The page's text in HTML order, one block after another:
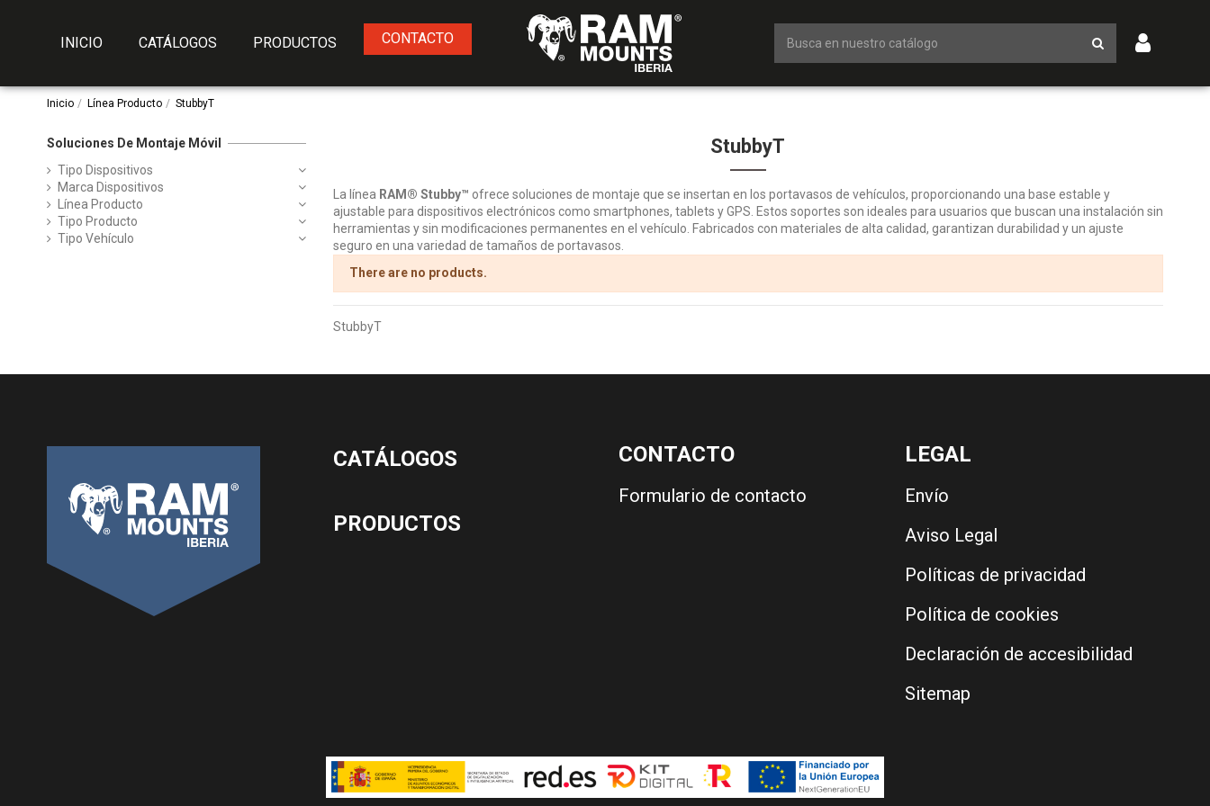
INICIO CATÁLOGOS PRODUCTOS CONTACTO
Inicio Línea Producto StubbyT
StubbyT
La línea RAM® Stubby™ ofrece soluciones de montaje que se insertan en los portavasos de vehículos, proporcionando una base estable y
ajustable para dispositivos electrónicos como smartphones, tablets y GPS. Estos soportes son ideales para usuarios que buscan una instalación sin
herramientas y sin modificaciones permanentes en el vehículo. Fabricados con materiales de alta calidad, garantizan durabilidad y un ajuste
seguro en una variedad de tamaños de portavasos.
There are no products.
StubbyT
Soluciones De Montaje Móvil
Tipo Dispositivos
Marca Dispositivos
Línea Producto
Tipo Producto
Tipo Vehículo
CATÁLOGOS
PRODUCTOS
CONTACTO
Formulario de contacto
LEGAL
Envío
Aviso Legal
Políticas de privacidad
Política de cookies
Declaración de accesibilidad
Sitemap